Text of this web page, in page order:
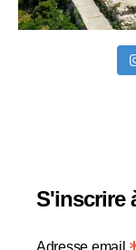
S'inscrire
Adresse email